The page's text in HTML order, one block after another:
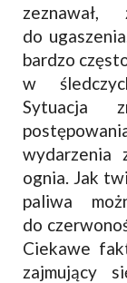
do
bardzo
w
Sytuacja
wydarzenia
ognia. Jak
paliwa
do
Ciekawe
zajmujący